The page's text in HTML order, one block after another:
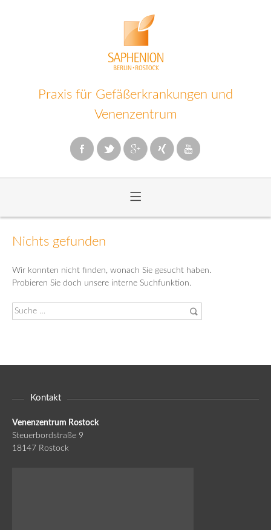
Praxis für Gefäßerkrankungen und
Venenzentrum
≡
Inhalt
Nichts gefunden
Wir konnten nicht finden, wonach Sie gesucht haben.
Probieren Sie doch unsere interne Suchfunktion.
Suche
nach:
Kontakt
Venenzentrum Rostock
Steuerbordstraße 9
18147 Rostock